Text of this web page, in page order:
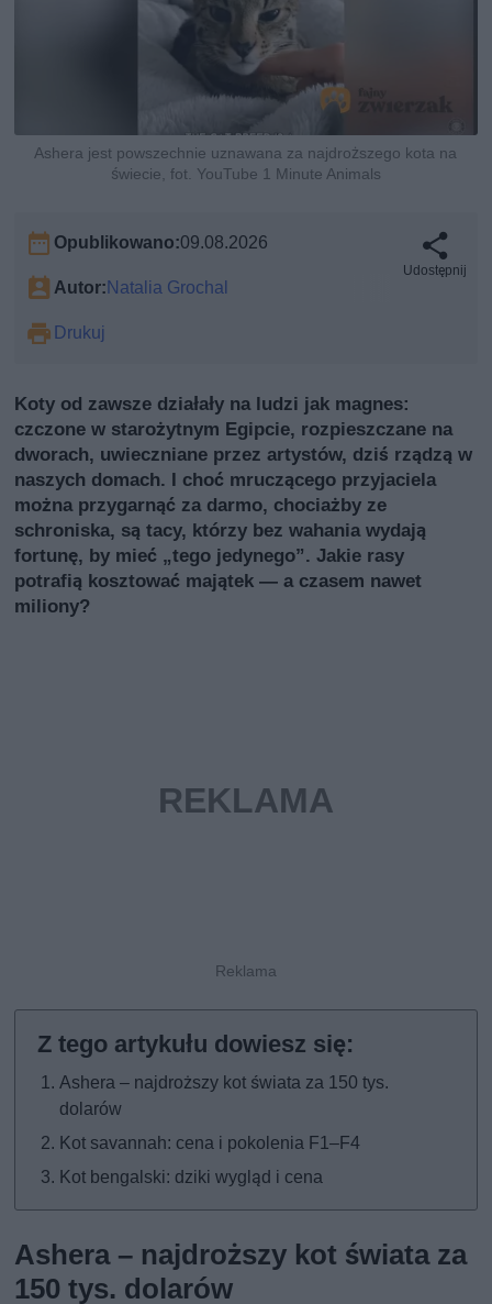
Ashera jest powszechnie uznawana za najdroższego kota na
świecie, fot. YouTube 1 Minute Animals
Opublikowano:09.08.2026
Autor:Natalia Grochal
Drukuj
Udostępnij
Koty od zawsze działały na ludzi jak magnes:
czczone w starożytnym Egipcie, rozpieszczane na
dworach, uwieczniane przez artystów, dziś rządzą w
naszych domach. I choć mruczącego przyjaciela
można przygarnąć za darmo, chociażby ze
schroniska, są tacy, którzy bez wahania wydają
fortunę, by mieć „tego jedynego”. Jakie rasy
potrafią kosztować majątek — a czasem nawet
miliony?
Ashera – najdroższy kot świata za 150 tys.
dolarów
Kot savannah: cena i pokolenia F1–F4
Kot bengalski: dziki wygląd i cena
Ashera – najdroższy kot świata za
150 tys. dolarów